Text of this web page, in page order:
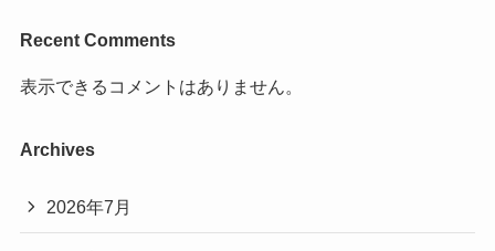
Recent Comments
表示できるコメントはありません。
Archives
2026年7月